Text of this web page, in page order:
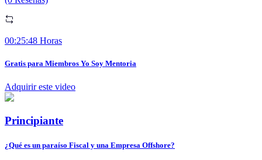
00:25:48 Horas
Gratis para Miembros Yo Soy Mentoria
Adquirir este video
Principiante
¿Qué es un paraíso Fiscal y una Empresa Offshore?